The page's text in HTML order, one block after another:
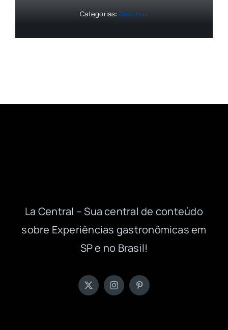
Categorias: Destinos
La Central – Sua central de conteúdo
sobre Experiências gastronômicas em
SP e no Brasil!